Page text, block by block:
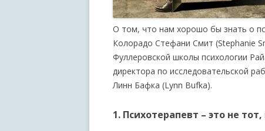
О том, что нам хорошо бы знать о
Колорадо Стефани Смит (Stephanie
Фуллеровской школы психологии
директора по исследовательской
Линн Бафка (Lynn Bufka).
1. Психотерапевт – это не